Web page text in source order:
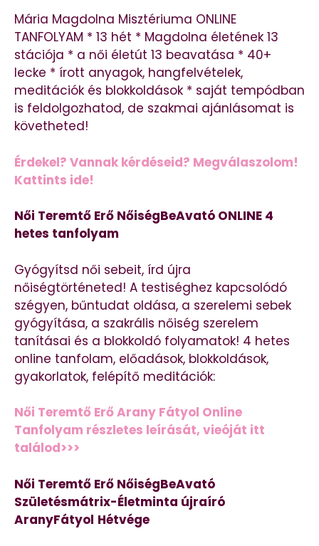
Mária Magdolna Misztériuma ONLINE
TANFOLYAM * 13 hét * Magdolna életének 13
stációja * a női életút 13 beavatása * 40+
lecke * írott anyagok, hangfelvételek,
meditációk és blokkoldások * saját tempódban
is feldolgozhatod, de szakmai ajánlásomat is
követheted!
Érdekel? Vannak kérdéseid? Megválaszolom!
Kattints ide!
Női Teremtő Erő NőiségBeAvató ONLINE 4
hetes tanfolyam
Gyógyítsd női sebeit, írd újra
nőiségtörténeted! A testiséghez kapcsolódó
szégyen, bűntudat oldása, a szerelemi sebek
gyógyítása, a szakrális nőiség szerelem
tanításai és a blokkoldó folyamatok! 4 hetes
online tanfolam, előadások, blokkoldások,
gyakorlatok, felépítő meditációk:
Női Teremtő Erő Arany Fátyol Online
Tanfolyam részletes leírását, vieóját itt
találod>>>
Női Teremtő Erő NőiségBeAvató
Születésmátrix-Életminta újraíró
AranyFátyol Hétvége